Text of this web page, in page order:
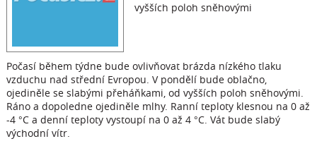
vyšších poloh sněhovými
Počasí během týdne bude ovlivňovat brázda nízkého tlaku
vzduchu nad střední Evropou. V pondělí bude oblačno,
ojediněle se slabými přeháňkami, od vyšších poloh sněhovými.
Ráno a dopoledne ojediněle mlhy. Ranní teploty klesnou na 0 až
-4 °C a denní teploty vystoupí na 0 až 4 °C. Vát bude slabý
východní vítr.